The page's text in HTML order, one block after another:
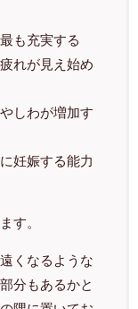
も充実する
れが見え始め
しわが増加す
妊娠する能力
す。
くなるような
分もあるかと